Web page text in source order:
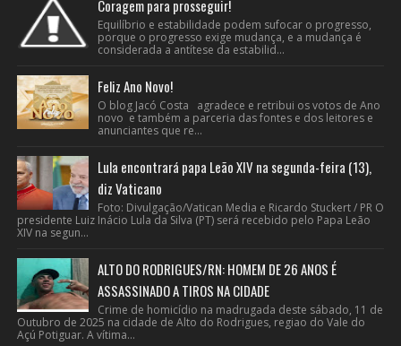
Coragem para prosseguir!
Equilíbrio e estabilidade podem sufocar o progresso,
porque o progresso exige mudança, e a mudança é
considerada a antítese da estabilid...
Feliz Ano Novo!
O blog Jacó Costa agradece e retribui os votos de Ano
novo e também a parceria das fontes e dos leitores e
anunciantes que re...
Lula encontrará papa Leão XIV na segunda-feira (13),
diz Vaticano
Foto: Divulgação/Vatican Media e Ricardo Stuckert / PR O
presidente Luiz Inácio Lula da Silva (PT) será recebido pelo Papa Leão
XIV na segun...
ALTO DO RODRIGUES/RN: HOMEM DE 26 ANOS É
ASSASSINADO A TIROS NA CIDADE
Crime de homicídio na madrugada deste sábado, 11 de
Outubro de 2025 na cidade de Alto do Rodrigues, regiao do Vale do
Açú Potiguar. A vítima...